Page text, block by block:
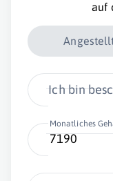
auf
Ich bin
Monatliches